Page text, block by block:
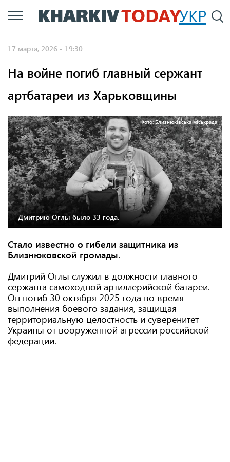
Перейти
к
УКР
17 марта, 2026 - 19:30
На войне погиб главный сержант
артбатареи из Харьковщины
Фото: Близнюківська міськрада
Дмитрию Оглы было 33 года.
Стало известно о гибели защитника из
Близнюковской громады.
Дмитрий Оглы служил в должности главного
сержанта самоходной артиллерийской батареи.
Он погиб 30 октября 2025 года во время
выполнения боевого задания, защищая
территориальную целостность и суверенитет
Украины от вооруженной агрессии российской
федерации.